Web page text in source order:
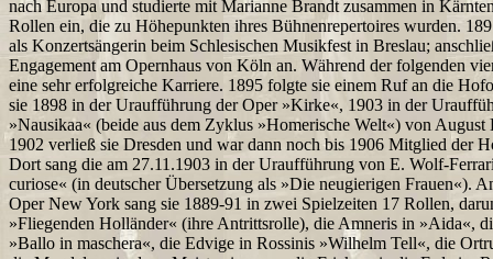
nach Europa und studierte mit Marianne Brandt zusammen in
Rollen ein, die zu Höhepunkten ihres Bühnenrepertoires wurden.
als Konzertsängerin beim Schlesischen Musikfest in Breslau;
Engagement am Opernhaus von Köln an. Während der folgenden
eine sehr erfolgreiche Karriere. 1895 folgte sie einem Ruf an die
sie 1898 in der Uraufführung der Oper »Kirke«, 1903 in der
»Nausikaa« (beide aus dem Zyklus »Homerische Welt«) von
1902 verließ sie Dresden und war dann noch bis 1906 Mitglied der
Dort sang die am 27.11.1903 in der Uraufführung von E. Wolf-
curiose« (in deutscher Übersetzung als »Die neugierigen Frauen«).
Oper New York sang sie 1889-91 in zwei Spielzeiten 17 Rollen,
»Fliegenden Holländer« (ihre Antrittsrolle), die Amneris in »Aida«,
»Ballo in maschera«, die Edvige in Rossinis »Wilhelm Tell«, die